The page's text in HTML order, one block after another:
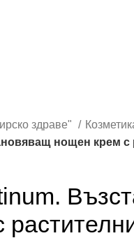
здраве"
нощен крем с